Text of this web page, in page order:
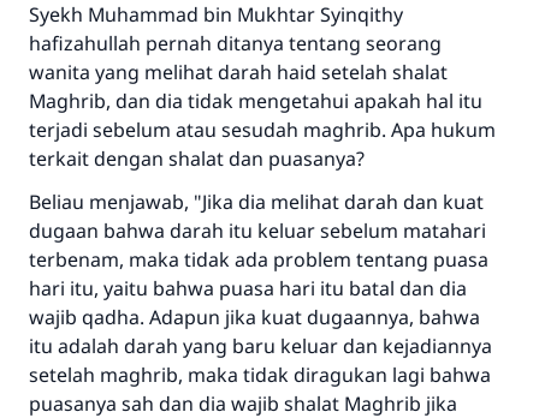
Syekh Muhammad bin Mukhtar Syinqithy
hafizahullah pernah ditanya tentang seorang
wanita yang melihat darah haid setelah shalat
Maghrib, dan dia tidak mengetahui apakah hal itu
terjadi sebelum atau sesudah maghrib. Apa hukum
terkait dengan shalat dan puasanya?
Beliau menjawab, "Jika dia melihat darah dan kuat
dugaan bahwa darah itu keluar sebelum matahari
terbenam, maka tidak ada problem tentang puasa
hari itu, yaitu bahwa puasa hari itu batal dan dia
wajib qadha. Adapun jika kuat dugaannya, bahwa
itu adalah darah yang baru keluar dan kejadiannya
setelah maghrib, maka tidak diragukan lagi bahwa
puasanya sah dan dia wajib shalat Maghrib jika
"Siapa yang menunjukkan suatu kebaikan,
meka dia akan mendapatkan pahala yang
sama dengan orang yang melakukannya"
MUSLIM, 1893
Saham